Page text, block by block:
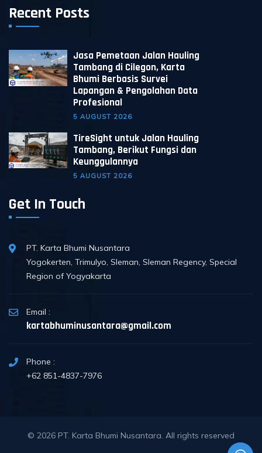
Recent Posts
Jasa Pemetaan Jalan Hauling
Tambang di Cilegon, Karta
Bhumi Berbasis Survei
Lapangan & Pengolahan Data
Profesional
5 AUGUST 2026
TireSight untuk Jalan Hauling
Tambang, Berikut Fungsi dan
Keunggulannya
5 AUGUST 2026
Get In Touch
PT. Karta Bhumi Nusantara
Yogokerten, Trimulyo, Sleman, Sleman Regency, Special
Region of Yogyakarta
Email :
kartabhuminusantara@gmail.com
Phone :
+62 851-4837-7976
© 2026 PT. Karta Bhumi Nusantara. All rights reserved